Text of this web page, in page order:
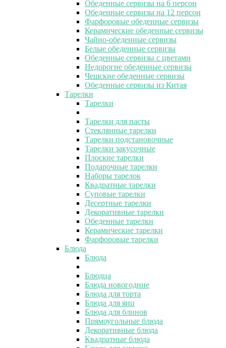
Обеденные сервизы на 6 персон
Обеденные сервизы на 12 персон
Фарфоровые обеденные сервизы
Керамические обеденные сервизы
Чайно-обеденные сервизы
Белые обеденные сервизы
Обеденные сервизы с цветами
Недорогие обеденные сервизы
Чешские обеденные сервизы
Обеденные сервизы из Китая
Тарелки
Тарелки
Тарелки для пасты
Стеклянные тарелки
Тарелки подстановочные
Тарелки закусочные
Плоские тарелки
Подарочные тарелки
Наборы тарелок
Квадратные тарелки
Суповые тарелки
Десертные тарелки
Декоративные тарелки
Обеденные тарелки
Керамические тарелки
Фарфоровые тарелки
Блюда
Блюда
Блюдца
Блюда новогодние
Блюда для торта
Блюда для яиц
Блюда для блинов
Прямоугольные блюда
Декоративные блюда
Квадратные блюда